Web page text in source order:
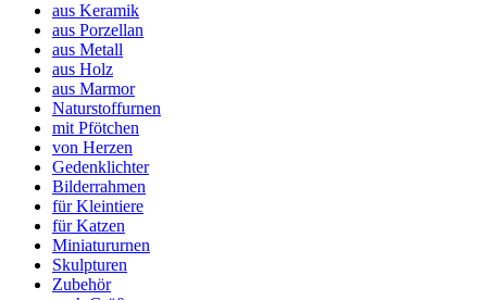
aus Keramik
aus Porzellan
aus Metall
aus Holz
aus Marmor
Naturstoffurnen
mit Pfötchen
von Herzen
Gedenklichter
Bilderrahmen
für Kleintiere
für Katzen
Miniatururnen
Skulpturen
Zubehör